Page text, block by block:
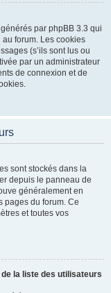
par phpBB 3.3 qui
forum. Les cookies
(s’ils sont lus ou
par un administrateur
de connexion et de
sont stockés dans la
depuis le panneau de
généralement en
pages du forum. Ce
et toutes vos
la liste des utilisateurs